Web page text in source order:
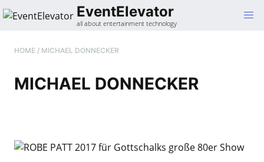
Gehe
zum
EventElevator
all about entertainment technology
HOME / MICHAEL DONNECKER
MICHAEL DONNECKER